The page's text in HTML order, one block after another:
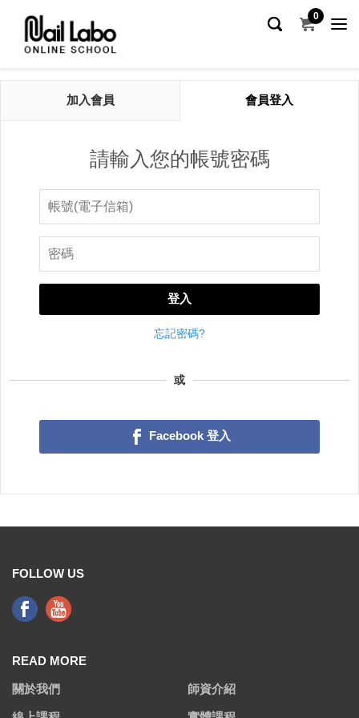
0
加入會員 會員登入
請輸入您的帳號密碼
登入
忘記密碼?
或
Facebook 登入
FOLLOW US
READ MORE
關於我們 師資介紹